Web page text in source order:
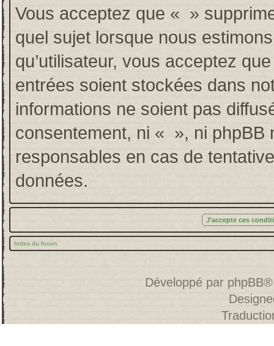
Vous acceptez que « »
quel sujet lorsque nous
qu’utilisateur, vous acceptez
entrées soient stockées dans
informations ne soient pas
consentement, ni « », ni phpBB
responsables en cas de
données.
Index du forum
Développé par phpBB®